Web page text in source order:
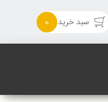
سبد خرید 0